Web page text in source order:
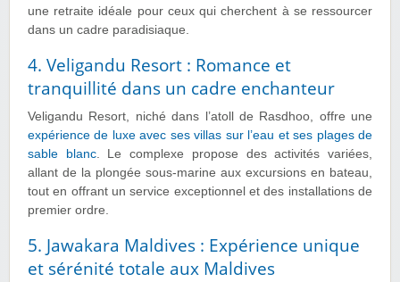
une retraite idéale pour ceux qui cherchent à se ressourcer
dans un cadre paradisiaque.
4. Veligandu Resort : Romance et
tranquillité dans un cadre enchanteur
Veligandu Resort, niché dans l’atoll de Rasdhoo, offre une
expérience de luxe avec ses villas sur l’eau et ses plages de
sable blanc. Le complexe propose des activités variées,
allant de la plongée sous-marine aux excursions en bateau,
tout en offrant un service exceptionnel et des installations de
premier ordre.
5. Jawakara Maldives : Expérience unique
et sérénité totale aux Maldives